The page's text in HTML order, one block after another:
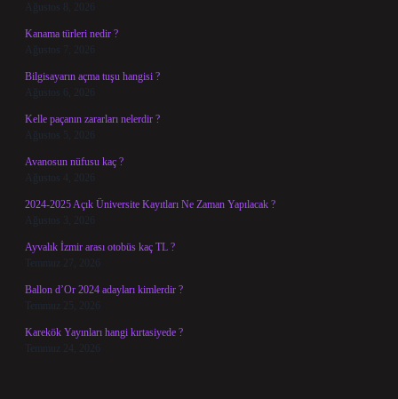
Ağustos 8, 2026
Kanama türleri nedir ?
Ağustos 7, 2026
Bilgisayarın açma tuşu hangisi ?
Ağustos 6, 2026
Kelle paçanın zararları nelerdir ?
Ağustos 5, 2026
Avanosun nüfusu kaç ?
Ağustos 4, 2026
2024-2025 Açık Üniversite Kayıtları Ne Zaman Yapılacak ?
Ağustos 3, 2026
Ayvalık İzmir arası otobüs kaç TL ?
Temmuz 27, 2026
Ballon d’Or 2024 adayları kimlerdir ?
Temmuz 25, 2026
Karekök Yayınları hangi kırtasiyede ?
Temmuz 24, 2026